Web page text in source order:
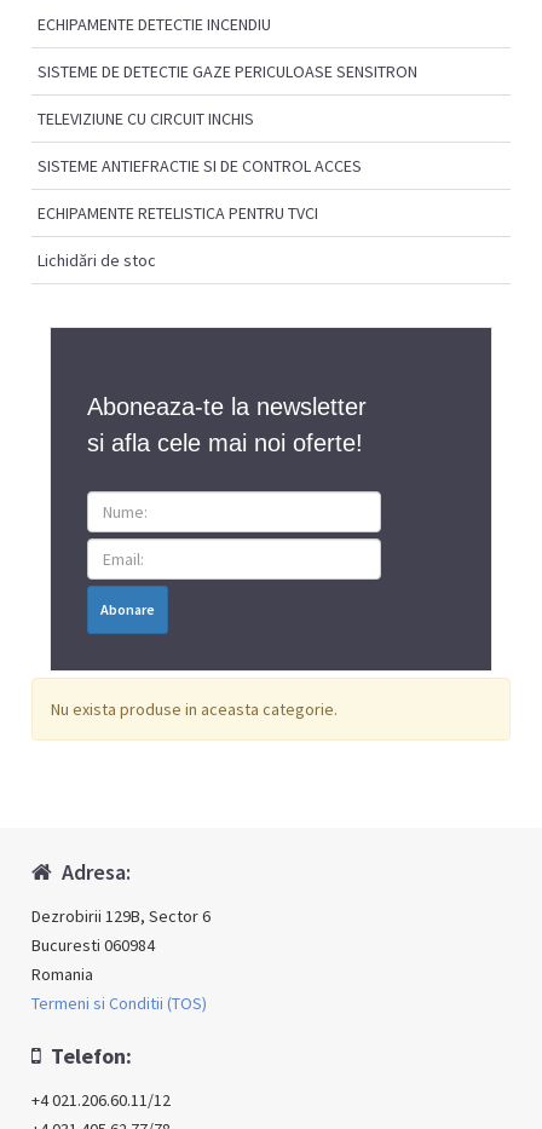
ECHIPAMENTE DETECTIE INCENDIU
SISTEME DE DETECTIE GAZE PERICULOASE SENSITRON
TELEVIZIUNE CU CIRCUIT INCHIS
SISTEME ANTIEFRACTIE SI DE CONTROL ACCES
ECHIPAMENTE RETELISTICA PENTRU TVCI
Lichidări de stoc
Aboneaza-te la newsletter
si afla cele mai noi oferte!
Abonare
Nu exista produse in aceasta categorie.
Adresa:
Dezrobirii 129B, Sector 6
Bucuresti 060984
Romania
Termeni si Conditii (TOS)
Telefon:
+4 021.206.60.11/12